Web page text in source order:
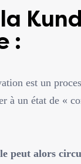
:
est un
à un état de «
peut alors